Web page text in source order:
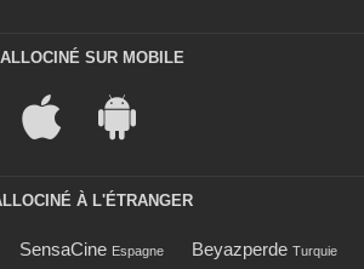
ALLOCINÉ SUR MOBILE
À L'ÉTRANGER
SensaCine Espagne Beyazperde Turquie